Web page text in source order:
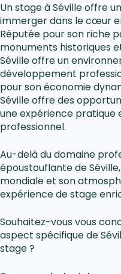
Un stage à Séville offre
immerger dans le cœur
Réputée pour son riche
monuments historiques
Séville offre un
développement
pour son économie
Séville offre des
une expérience pratique
professionnel.
Au-delà du domaine
époustouflante de
mondiale et son
expérience de stage
Souhaitez-vous vous
aspect spécifique de
stage ?